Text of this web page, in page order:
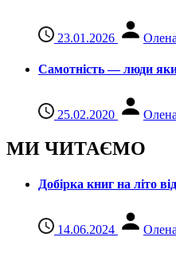
23.01.2026
Самотність — люди
25.02.2020
МИ ЧИТАЄМО
Добірка книг на літо
14.06.2024